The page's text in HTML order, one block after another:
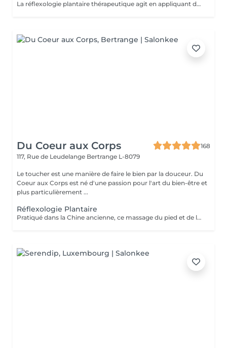
La réflexologie plantaire thérapeutique agit en appliquant des pressions précises sur les pieds selon un protocole structuré, visant à rééquilibrer les systèmes endocrinien, nerveux, lymphatique, digestif et respiratoire. Ce soin aide à libérer les tensions et à réduire le stress, souvent à l'origine de divers déséquilibres physiques et psychiques. En stimulant la circulation sanguine et lymphatique, il favorise une meilleure oxygénation et l'élimination des toxines. Certaines zones réflexes peuvent être sensibles : cela indique un besoin de rééquilibrage. Ce soin global favorise l'harmonie entre corps et esprit, aidant à restaurer la vitalité et le bien-être général.
Du Coeur aux Corps
168
117, Rue de Leudelange Bertrange L-8079
Le toucher est une manière de faire le bien par la douceur. Du
Coeur aux Corps est né d'une passion pour l'art du bien-être et
plus particulièrement ...
Réflexologie Plantaire
Pratiqué dans la Chine ancienne, ce massage du pied et de la voûte plantaire utilise le processus d'auto-guérison. Il soulage, énergise et harmonise le corps par des pressions localisées sur les pieds. Un massage qui fait écho dans le corps entier.